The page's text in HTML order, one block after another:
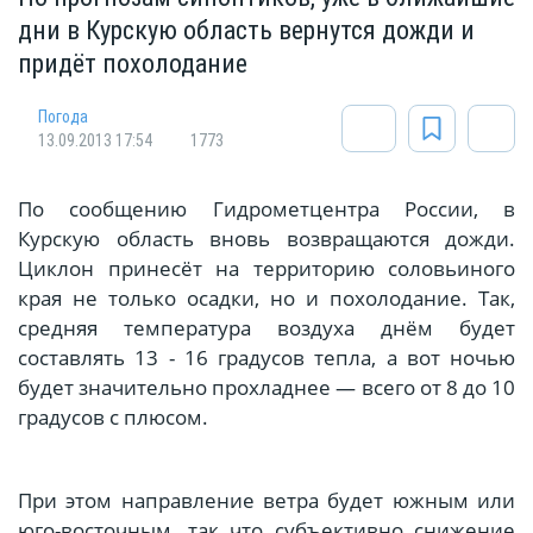
дни в Курскую область вернутся дожди и
придёт похолодание
Погода
13.09.2013 17:54
1773
По сообщению Гидрометцентра России, в
Курскую область вновь возвращаются дожди.
Циклон принесёт на территорию соловьиного
края не только осадки, но и похолодание. Так,
средняя температура воздуха днём будет
составлять 13 - 16 градусов тепла, а вот ночью
будет значительно прохладнее — всего от 8 до 10
градусов с плюсом.
При этом направление ветра будет южным или